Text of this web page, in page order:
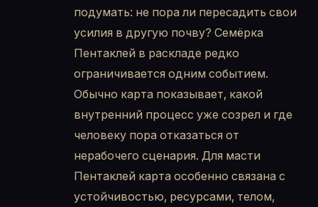
подумать: не пора ли пересадить свои
усилия в другую почву? Семёрка
Пентаклей в раскладе редко
ограничивается одним событием.
Обычно карта показывает, какой
внутренний процесс уже созрел и где
человеку пора отказаться от
нерабочего сценария. Для масти
Пентаклей карта особенно связана с
устойчивостью, ресурсами, телом,